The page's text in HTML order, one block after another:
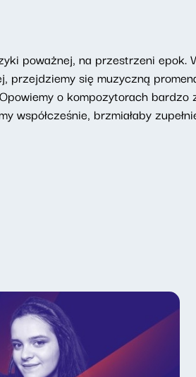
poważnej, na przestrzeni epok.
się muzyczną
o kompozytorach
współcześnie, brzmiałaby